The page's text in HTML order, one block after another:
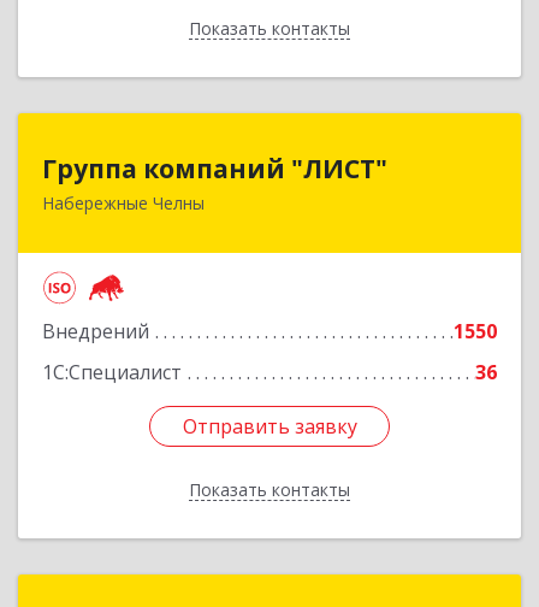
Показать контакты
Назад
Группа компаний "ЛИСТ"
Набережные Челны
Внедрений
1550
1С:Специалист
36
Отправить заявку
Показать контакты
Группа компаний "ЛИСТ"
423832, Татарстан Респ, Набережные Челны г,
Отправить заявку
Назад